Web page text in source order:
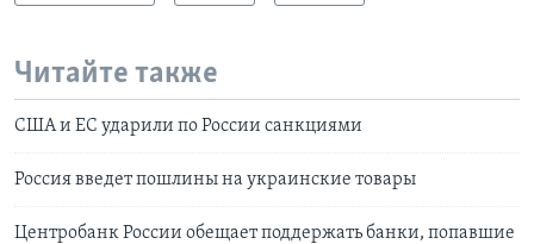
Читайте также
США и ЕС ударили по России санкциями
Россия введет пошлины на украинские товары
Центробанк России обещает поддержать банки, попавшие